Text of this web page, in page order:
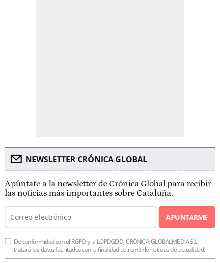
NEWSLETTER CRÓNICA GLOBAL
Apúntate a la newsletter de Crónica Global para recibir
las noticias más importantes sobre Cataluña.
APUNTARME
De conformidad con el RGPD y la LOPDGDD, CRÓNICA GLOBALMEDIA S.L.
tratará los datos facilitados con la finalidad de remitirle noticias de actualidad.